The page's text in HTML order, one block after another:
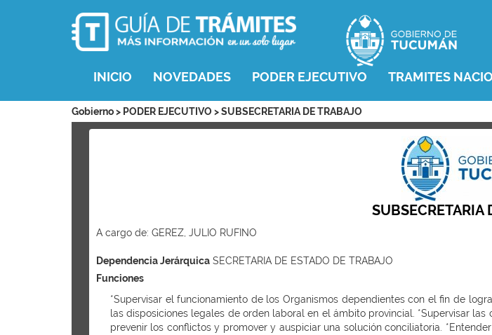
INICIO NOVEDADES PODER EJECUTIVO TRAMITES
Gobierno > PODER EJECUTIVO > SUBSECRETARIA DE TRABAJO
SUBSECRETARIA
A cargo de: GEREZ, JULIO RUFINO
Dependencia Jerárquica SECRETARIA DE ESTADO DE TRABAJO
Funciones
*Supervisar el funcionamiento de los Organismos dependientes con el fin de
las disposiciones legales de orden laboral en el ámbito provincial. *Supervisar
prevenir los conflictos y promover y auspiciar una solución conciliatoria.